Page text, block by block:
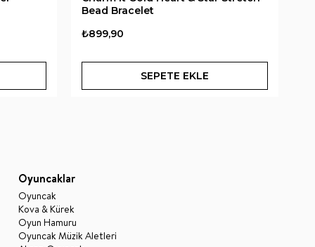
Bead Bracelet
₺899,90
SEPETE EKLE
Oyuncaklar
Oyuncak
Kova & Kürek
Oyun Hamuru
Oyuncak Müzik Aletleri